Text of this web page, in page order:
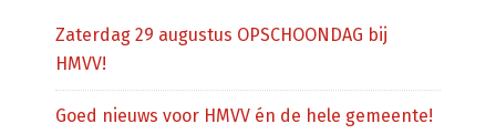
Zaterdag 29 augustus OPSCHOONDAG bij
HMVV!
Goed nieuws voor HMVV én de hele gemeente!